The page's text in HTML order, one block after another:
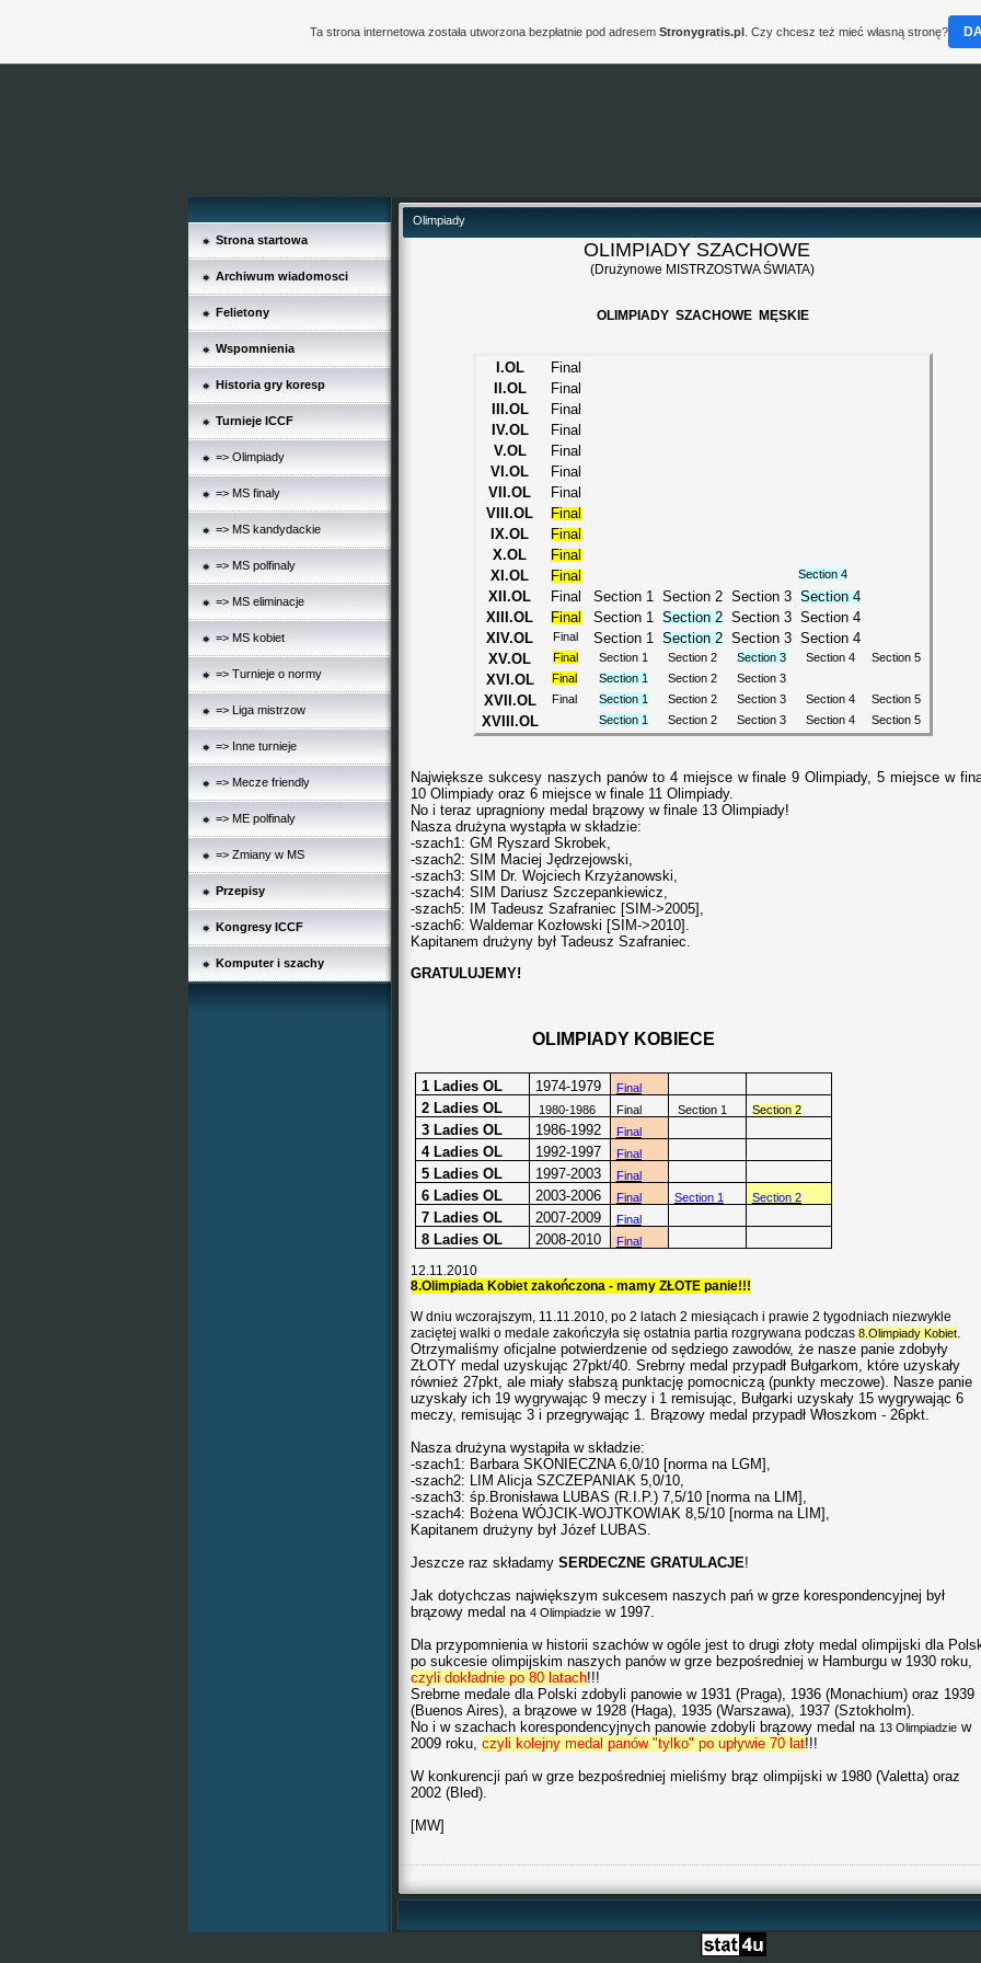
Strona startowa
Archiwum wiadomosci
Felietony
Wspomnienia
Historia gry koresp
Turnieje ICCF
=> Olimpiady
=> MS finaly
=> MS kandydackie
=> MS polfinaly
=> MS eliminacje
=> MS kobiet
=> Turnieje o normy
=> Liga mistrzow
=> Inne turnieje
=> Mecze friendly
=> ME polfinaly
=> Zmiany w MS
Przepisy
Kongresy ICCF
Komputer i szachy
Olimpiady
OLIMPIADY SZACHOWE
(Drużynowe MISTRZOSTWA ŚWIATA)
OLIMPIADY SZACHOWE MĘSKIE
I.OL
Final
II.OL
Final
III.OL
Final
IV.OL
Final
V.OL
Final
VI.OL
Final
VII.OL
Final
VIII.OL
Final
IX.OL
Final
X.OL
Final
XI.OL
Final Section 4
XII.OL Final Section 1 Section 2 Section 3 Section 4
XIII.OL
Final Section 1 Section 2 Section 3 Section 4
XIV.OL
Final Section 1 Section 2 Section 3 Section 4
XV.OL
Final Section 1 Section 2 Section 3 Section 4 Section 5
XVI.OL Final Section 1 Section 2 Section 3
XVII.OL Final Section 1 Section 2 Section 3 Section 4 Section 5
XVIII.OL Section 1 Section 2 Section 3 Section 4 Section 5
Największe sukcesy naszych panów to 4 miejsce w finale 9 Olimpiady, 5 miejsce w
10 Olimpiady oraz 6 miejsce w finale 11 Olimpiady.
No i teraz upragniony medal brązowy w finale 13 Olimpiady!
Nasza drużyna wystąpła w składzie:
-szach1: GM Ryszard Skrobek,
-szach2: SIM Maciej Jędrzejowski,
-szach3: SIM Dr. Wojciech Krzyżanowski,
-szach4: SIM Dariusz Szczepankiewicz,
-szach5: IM Tadeusz Szafraniec [SIM->2005],
-szach6: Waldemar Kozłowski [SIM->2010].
Kapitanem drużyny był Tadeusz Szafraniec.
GRATULUJEMY!
OLIMPIADY KOBIECE
1 Ladies OL 1974-1979 Final
2 Ladies OL 1980-1986 Final Section 1 Section 2
3 Ladies OL 1986-1992 Final
4 Ladies OL 1992-1997 Final
5 Ladies OL 1997-2003 Final
6 Ladies OL 2003-2006 Final Section 1 Section 2
7 Ladies OL 2007-2009 Final
8 Ladies OL 2008-2010 Final
12.11.2010
8.Olimpiada Kobiet zakończona - mamy ZŁOTE panie!!!
W dniu wczorajszym, 11.11.2010, po 2 latach 2 miesiącach i prawie 2 tygodniach niezwykle
zaciętej walki o medale zakończyła się ostatnia partia rozgrywana podczas 8.Olimpiady Kobiet.
Otrzymaliśmy oficjalne potwierdzenie od sędziego zawodów, że nasze panie zdobyły
ZŁOTY medal uzyskując 27pkt/40. Srebrny medal przypadł Bułgarkom, które uzyskały
również 27pkt, ale miały słabszą punktację pomocniczą (punkty meczowe). Nasze panie
uzyskały ich 19 wygrywając 9 meczy i 1 remisując, Bułgarki uzyskały 15 wygrywając 6
meczy, remisując 3 i przegrywając 1. Brązowy medal przypadł Włoszkom - 26pkt.
Nasza drużyna wystąpiła w składzie:
-szach1: Barbara SKONIECZNA 6,0/10 [norma na LGM],
-szach2: LIM Alicja SZCZEPANIAK 5,0/10,
-szach3: śp.Bronisława LUBAS (R.I.P.) 7,5/10 [norma na LIM],
-szach4: Bożena WÓJCIK-WOJTKOWIAK 8,5/10 [norma na LIM],
Kapitanem drużyny był Józef LUBAS.
Jeszcze raz składamy SERDECZNE GRATULACJE!
Jak dotychczas największym sukcesem naszych pań w grze korespondencyjnej był
brązowy medal na 4 Olimpiadzie w 1997.
Dla przypomnienia w historii szachów w ogóle jest to drugi złoty medal olimpijski dla
po sukcesie olimpijskim naszych panów w grze bezpośredniej w Hamburgu w 1930 roku,
czyli dokładnie po 80 latach!!!
Srebrne medale dla Polski zdobyli panowie w 1931 (Praga), 1936 (Monachium) oraz 1939
(Buenos Aires), a brązowe w 1928 (Haga), 1935 (Warszawa), 1937 (Sztokholm).
No i w szachach korespondencyjnych panowie zdobyli brązowy medal na 13 Olimpiadzie w
2009 roku, czyli kolejny medal panów "tylko" po upływie 70 lat!!!
W konkurencji pań w grze bezpośredniej mieliśmy brąz olimpijski w 1980 (Valetta) oraz
2002 (Bled).
[MW]
Ta strona internetowa została utworzona bezpłatnie pod adresem Stronygratis.pl. Czy chcesz też mieć własną stronę?